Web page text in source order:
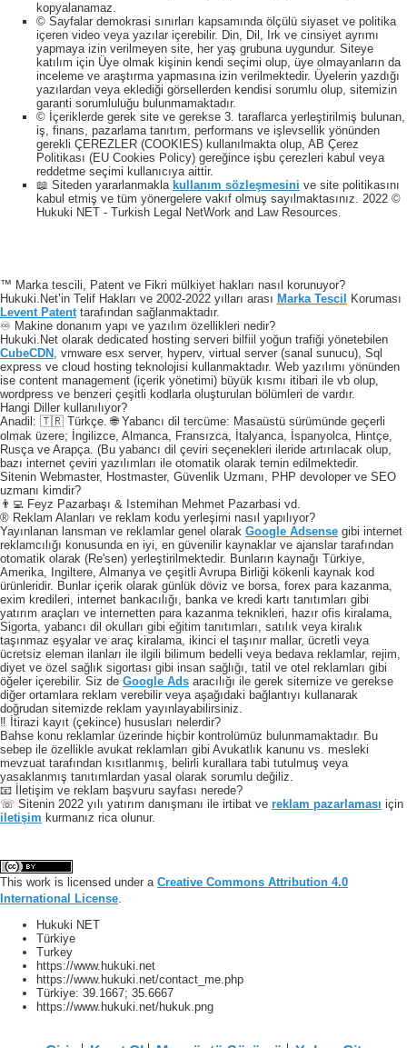
kopyalanamaz.
© Sayfalar demokrasi sınırları kapsamında ölçülü siyaset ve politika
içeren video veya yazılar içerebilir. Din, Dil, Irk ve cinsiyet ayrımı
yapmaya izin verilmeyen site, her yaş grubuna uygundur. Siteye
katılım için Üye olmak kişinin kendi seçimi olup, üye olmayanların da
inceleme ve araştırma yapmasına izin verilmektedir. Üyelerin yazdığı
yazılardan veya eklediği görsellerden kendisi sorumlu olup, sitemizin
garanti sorumluluğu bulunmamaktadır.
© İçeriklerde gerek site ve gerekse 3. taraflarca yerleştirilmiş bulunan,
iş, finans, pazarlama tanıtım, performans ve işlevsellik yönünden
gerekli ÇEREZLER (COOKIES) kullanılmakta olup, AB Çerez
Politikası (EU Cookies Policy) gereğince işbu çerezleri kabul veya
reddetme seçimi kullanıcıya aittir.
📖 Siteden yararlanmakla kullanım sözleşmesini ve site politikasını
kabul etmiş ve tüm yönergelere vakıf olmuş sayılmaktasınız. 2022 ©
Hukuki NET - Turkish Legal NetWork and Law Resources.
™ Marka tescili, Patent ve Fikri mülkiyet hakları nasıl korunuyor?
Hukuki.Net’in Telif Hakları ve 2002-2022 yılları arası Marka Tescil
Koruması
Levent Patenttarafından sağlanmaktadır.
♾️ Makine donanım yapı ve yazılım özellikleri nedir?
Hukuki.Net olarak dedicated hosting serveri bilfiil yoğun trafiği yönetebilen
CubeCDN , vmware esx server, hyperv, virtual server (sanal sunucu), Sql
express ve cloud hosting teknolojisi kullanmaktadır. Web yazılımı yönünden
ise content management (içerik yönetimi) büyük kısmı itibari ile vb olup,
wordpress ve benzeri çeşitli kodlarla oluşturulan bölümleri de vardır.
Hangi Diller kullanılıyor?
Anadil: 🇹🇷 Türkçe. 🌐 Yabancı dil tercüme: Masaüstü sürümünde geçerli
olmak üzere; İngilizce, Almanca, Fransızca, İtalyanca, İspanyolca, Hintçe,
Rusça ve Arapça. (Bu yabancı dil çeviri seçenekleri ileride artırılacak olup,
bazı internet çeviri yazılımları ile otomatik olarak temin edilmektedir.
Sitenin Webmaster, Hostmaster, Güvenlik Uzmanı, PHP devoloper ve SEO
uzmanı kimdir?
👨‍💻 Feyz Pazarbaşı & Istemihan Mehmet Pazarbasi vd.
® Reklam Alanları ve reklam kodu yerleşimi nasıl yapılıyor?
Yayınlanan lansman ve reklamlar genel olarak Google Adsense gibi internet
reklamcılığı konusunda en iyi, en güvenilir kaynaklar ve ajanslar tarafından
otomatik olarak (Re'sen) yerleştirilmektedir. Bunların kaynağı Türkiye,
Amerika, Ingiltere, Almanya ve çeşitli Avrupa Birliği kökenli kaynak kod
ürünleridir. Bunlar içerik olarak günlük döviz ve borsa, forex para kazanma,
exim kredileri, internet bankacılığı, banka ve kredi kartı tanıtımları gibi
yatırım araçları ve internetten para kazanma teknikleri, hazır ofis kiralama,
Sigorta, yabancı dil okulları gibi eğitim tanıtımları, satılık veya kiralık
taşınmaz eşyalar ve araç kiralama, ikinci el taşınır mallar, ücretli veya
ücretsiz eleman ilanları ile ilgili bilimum bedelli veya bedava reklamlar, rejim,
diyet ve özel sağlık sigortası gibi insan sağlığı, tatil ve otel reklamları gibi
öğeler içerebilir. Siz de Google Ads aracılığı ile gerek sitemize ve gerekse
diğer ortamlara reklam verebilir veya aşağıdaki bağlantıyı kullanarak
doğrudan sitemizde reklam yayınlayabilirsiniz.
‼️ İtirazi kayıt (çekince) hususları nelerdir?
Bahse konu reklamlar üzerinde hiçbir kontrolümüz bulunmamaktadır. Bu
sebep ile özellikle avukat reklamları gibi Avukatlık kanunu vs. mesleki
mevzuat tarafından kısıtlanmış, belirli kurallara tabi tutulmuş veya
yasaklanmış tanıtımlardan yasal olarak sorumlu değiliz.
📧 İletişim ve reklam başvuru sayfası nerede?
☏ Sitenin 2022 yılı yatırım danışmanı ile irtibat ve reklam pazarlaması için
iletişim kurmanız rica olunur.
This work is licensed under a Creative Commons Attribution 4.0
International License.
Hukuki NET
Türkiye
Turkey
https://www.hukuki.net
https://www.hukuki.net/contact_me.php
Türkiye: 39.1667; 35.6667
https://www.hukuki.net/hukuk.png